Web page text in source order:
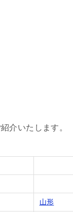
介いたします。
山形